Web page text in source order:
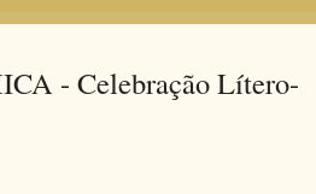
- Celebração Lítero-